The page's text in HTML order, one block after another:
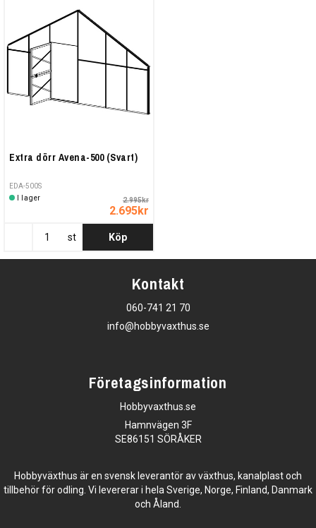
Extra dörr Avena-500 (Svart)
EDA-500S
I lager
2.995kr
2.695kr
st Köp
Kontakt
060-741 21 70
info@hobbyvaxthus.se
Företagsinformation
Hobbyvaxthus.se
Hamnvägen 3F
SE86151 SÖRÅKER
Hobbyväxthus är en svensk leverantör av växthus, kanalplast och
tillbehör för odling. Vi levererar i hela Sverige, Norge, Finland, Danmark
och Åland.